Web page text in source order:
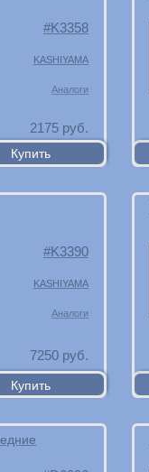
K3358
KASHIYAMA
Аналоги
2175руб.
K3390
KASHIYAMA
Аналоги
7250руб.